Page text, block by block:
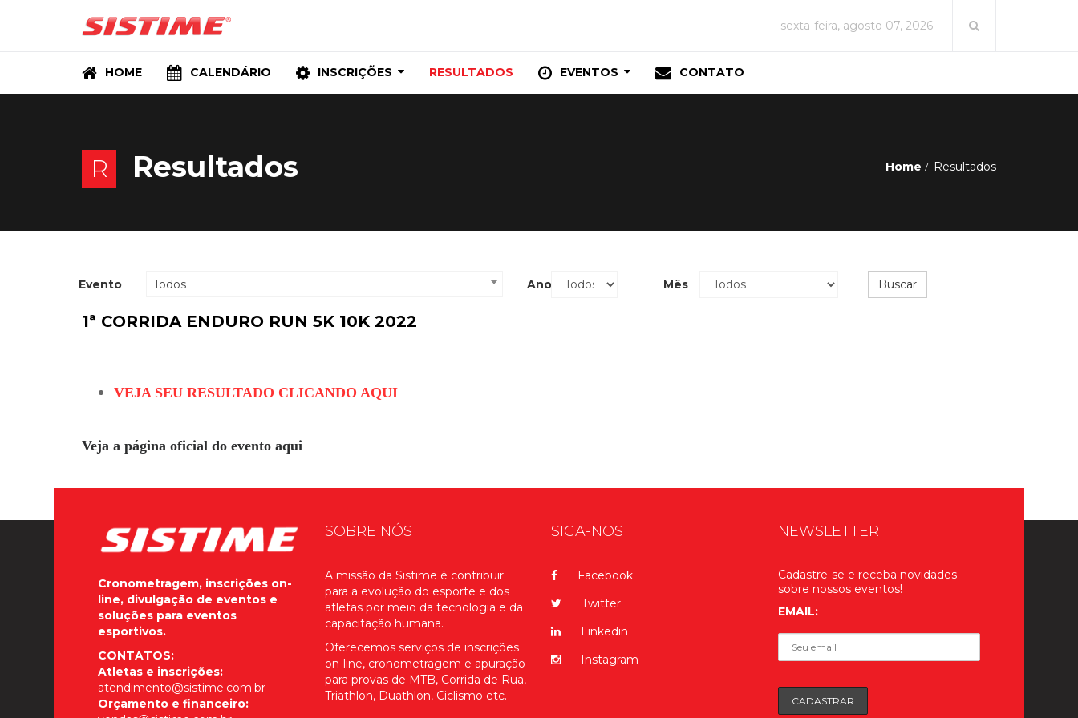
sexta-feira, agosto 07, 2026
HOME CALENDÁRIO INSCRIÇÕES RESULTADOS EVENTOS CONTATO
R Resultados Home Resultados
Evento Todos Ano Mês Buscar
1ª CORRIDA ENDURO RUN 5K 10K 2022
VEJA SEU RESULTADO CLICANDO AQUI
Veja a página oficial do evento aqui
Cronometragem, inscrições on-
line, divulgação de eventos e
soluções para eventos
esportivos.
CONTATOS:
Atletas e inscrições:
atendimento@sistime.com.br
Orçamento e financeiro:
SOBRE NÓS
A missão da Sistime é contribuir
para a evolução do esporte e dos
atletas por meio da tecnologia e da
capacitação humana.
Oferecemos serviços de inscrições
on-line, cronometragem e apuração
para provas de MTB, Corrida de Rua,
Triathlon, Duathlon, Ciclismo etc.
SIGA-NOS
Facebook
Twitter
Linkedin
Instagram
NEWSLETTER
Cadastre-se e receba novidades
sobre nossos eventos!
EMAIL: